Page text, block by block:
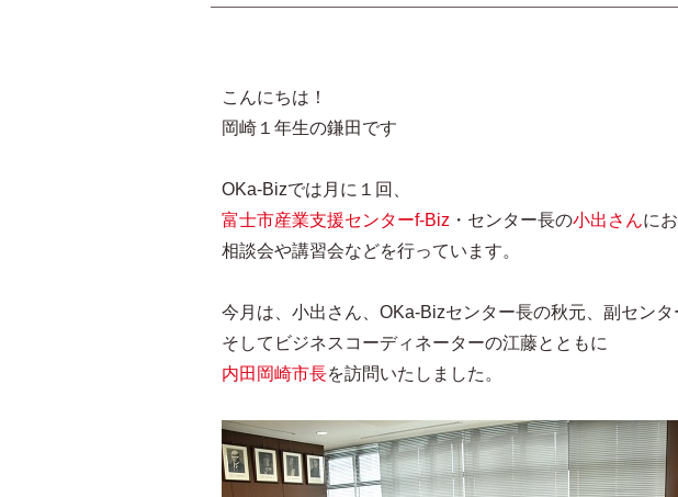
こんにちは！
岡崎１年生の鎌田です
OKa-Bizでは月に１回、
富士市産業支援センターf-Biz ・センター長の小出さんに
相談会や講習会などを行っています。
今月は、小出さん、OKa-Bizセンター長の秋元、副セン
そしてビジネスコーディネーターの江藤とともに
内田岡崎市長を訪問いたしました。